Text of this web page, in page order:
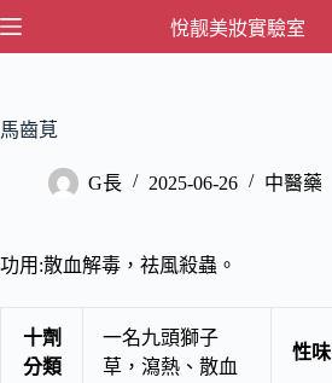
跳
內
悅靓美妝實驗室
馬齒莧
G長 2025-06-26 中醫藥
功用:散血解毒，祛風殺蟲。
十劑
分類
一名九頭獅子
草，瀉熱、散血
性味